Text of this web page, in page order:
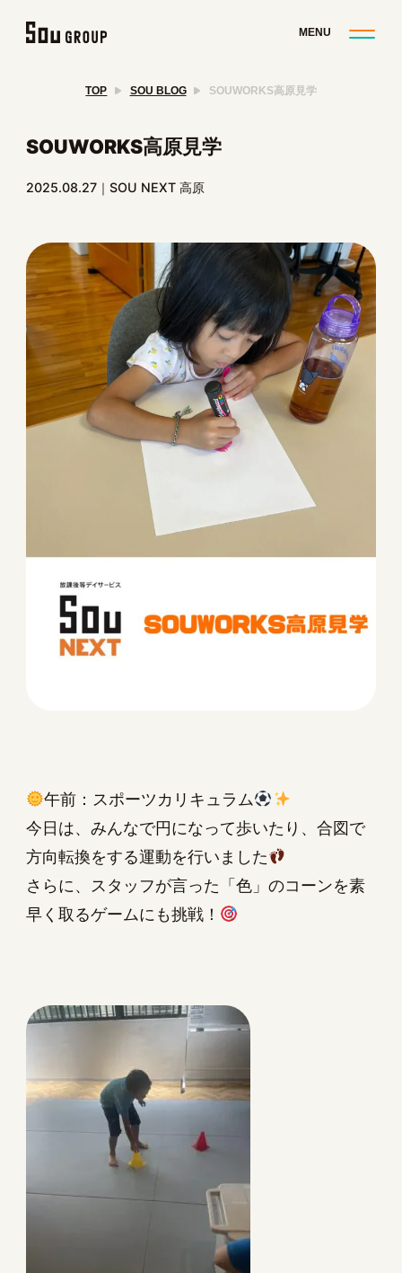
TOP SOU BLOG SOUWORKS高原見学
SOUWORKS高原見学
2025.08.27 SOU NEXT 高原
午前：スポーツカリキュラム
今日は、みんなで円になって歩いたり、合図で
方向転換をする運動を行いました
さらに、スタッフが言った「色」のコーンを素
早く取るゲームにも挑戦！